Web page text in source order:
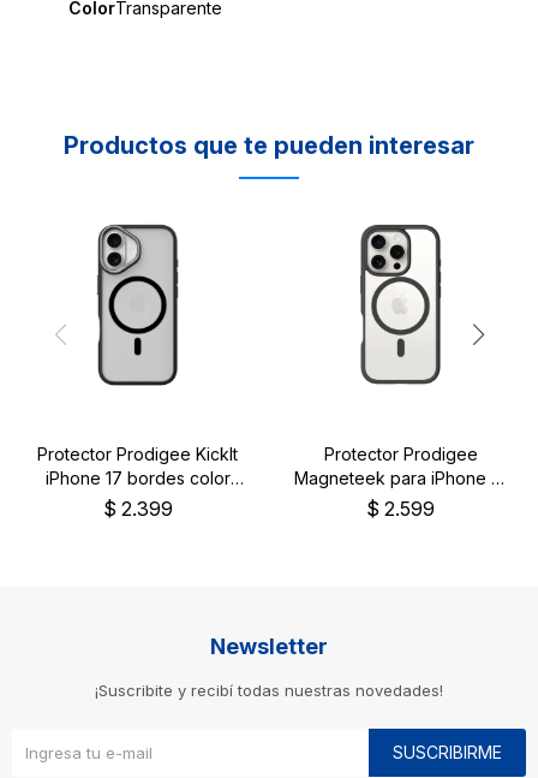
ColorTransparente
Productos que te pueden interesar
Protector Prodigee KickIt
iPhone 17 bordes color
negro
$ 2.399
Protector Prodigee
Magneteek para iPhone 16
Pro negro
$ 2.599
Newsletter
¡Suscribite y recibí todas nuestras novedades!
SUSCRIBIRME